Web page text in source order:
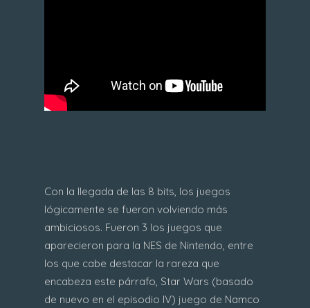
Con la llegada de las 8 bits, los juegos
lógicamente se fueron volviendo más
ambiciosos. Fueron 3 los juegos que
aparecieron para la NES de Nintendo, entre
los que cabe destacar la rareza que
encabeza este párrafo, Star Wars (basado
de nuevo en el episodio IV) juego de Namco